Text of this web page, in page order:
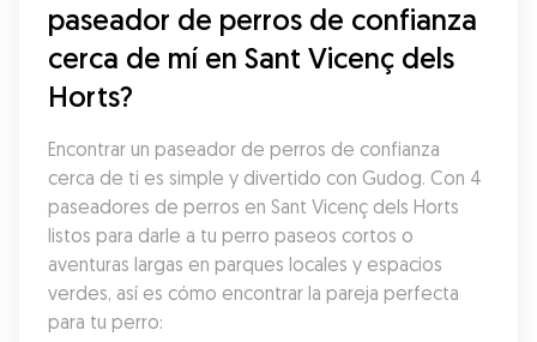
paseador de perros de confianza
cerca de mí en Sant Vicenç dels
Horts?
Encontrar un paseador de perros de confianza
cerca de ti es simple y divertido con Gudog. Con 4
paseadores de perros en Sant Vicenç dels Horts
listos para darle a tu perro paseos cortos o
aventuras largas en parques locales y espacios
verdes, así es cómo encontrar la pareja perfecta
para tu perro: